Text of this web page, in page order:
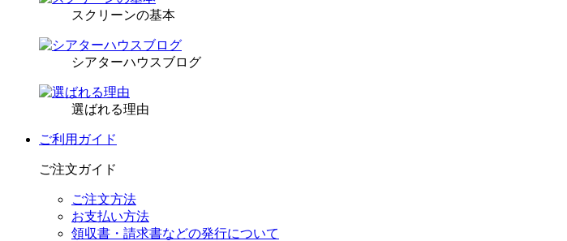
スクリーンの基本
シアターハウスブログ
選ばれる理由
ご利用ガイド
ご注文ガイド
ご注文方法
お支払い方法
領収書・請求書などの発行について